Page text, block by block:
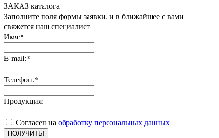
ЗАКАЗ каталога
Заполните поля формы заявки, и в ближайшее с вами
свяжется наш специалист
Имя:*
E-mail:*
Телефон:*
Продукция:
Согласен на обработку персональных данных
ПОЛУЧИТЬ!